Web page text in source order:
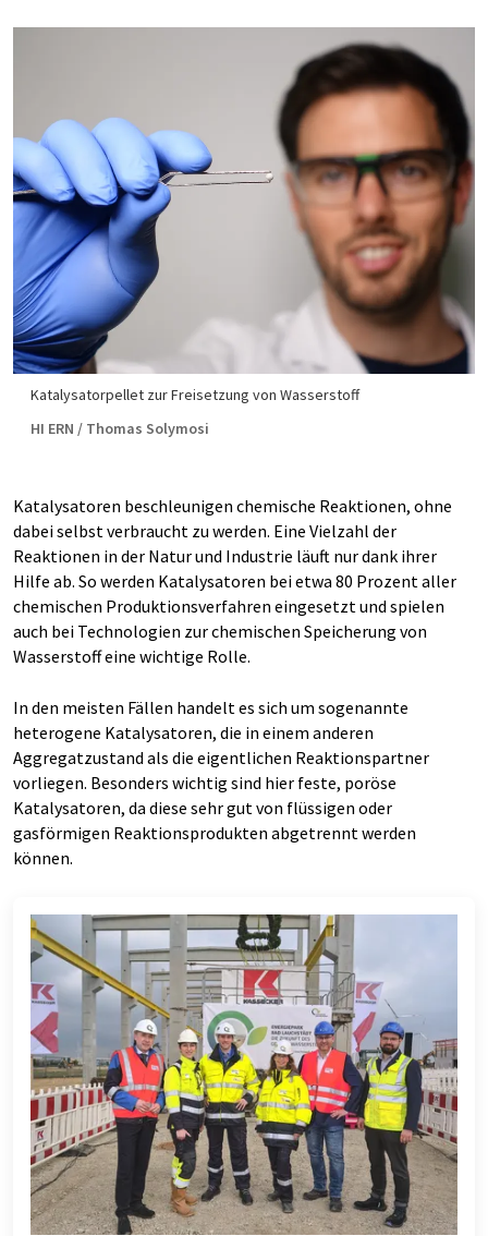
Katalysatorpellet zur Freisetzung von Wasserstoff
HI ERN / Thomas Solymosi
Katalysatoren beschleunigen chemische Reaktionen, ohne
dabei selbst verbraucht zu werden. Eine Vielzahl der
Reaktionen in der Natur und Industrie läuft nur dank ihrer
Hilfe ab. So werden Katalysatoren bei etwa 80 Prozent aller
chemischen Produktionsverfahren eingesetzt und spielen
auch bei Technologien zur chemischen Speicherung von
Wasserstoff eine wichtige Rolle.
In den meisten Fällen handelt es sich um sogenannte
heterogene Katalysatoren, die in einem anderen
Aggregatzustand als die eigentlichen Reaktionspartner
vorliegen. Besonders wichtig sind hier feste, poröse
Katalysatoren, da diese sehr gut von flüssigen oder
gasförmigen Reaktionsprodukten abgetrennt werden
können.